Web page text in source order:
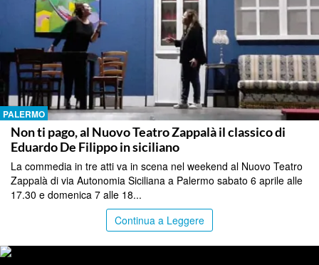
PALERMO
Non ti pago, al Nuovo Teatro Zappalà il classico di
Eduardo De Filippo in siciliano
La commedia in tre atti va in scena nel weekend al Nuovo Teatro
Zappalà di via Autonomia Siciliana a Palermo sabato 6 aprile alle
17.30 e domenica 7 alle 18...
Continua a Leggere